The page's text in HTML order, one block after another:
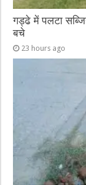
गड्ढे में पलटा
बचे
23 hours ago